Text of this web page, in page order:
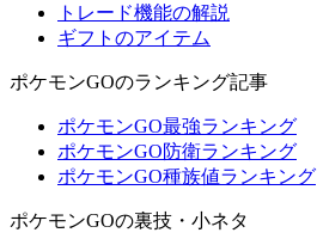
トレード機能の解説
ギフトのアイテム
ポケモンGOのランキング記事
ポケモンGO最強ランキング
ポケモンGO防衛ランキング
ポケモンGO種族値ランキング
ポケモンGOの裏技・小ネタ